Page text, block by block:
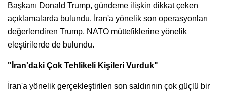
Başkanı Donald Trump, gündeme ilişkin dikkat çeken
açıklamalarda bulundu. İran'a yönelik son operasyonları
değerlendiren Trump, NATO müttefiklerine yönelik
eleştirilerde de bulundu.
"İran'daki Çok Tehlikeli Kişileri Vurduk"
İran'a yönelik gerçekleştirilen son saldırının çok güçlü bir